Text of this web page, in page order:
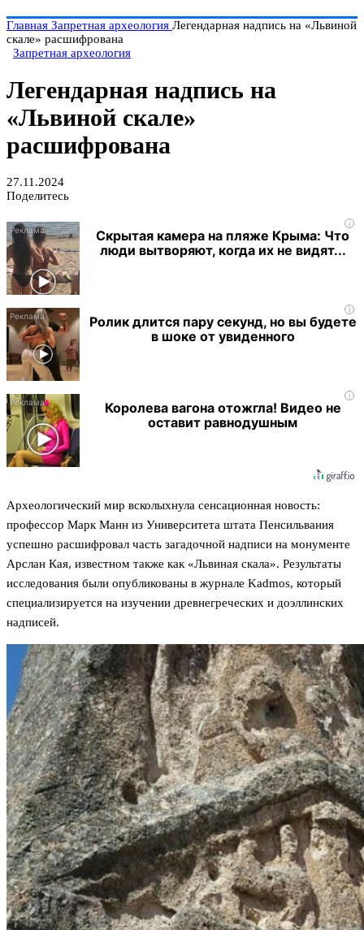
Главная Запретная археология Легендарная надпись на «Львиной
скале» расшифрована
Запретная археология
Легендарная надпись на
«Львиной скале»
расшифрована
27.11.2024
Поделитесь
i
Скрытая камера на пляже Крыма: Что
люди вытворяют, когда их не видят...
i
Ролик длится пару секунд, но вы будете
в шоке от увиденного
i
Королева вагона отожгла! Видео не
оставит равнодушным
Археологический мир всколыхнула сенсационная новость:
профессор Марк Манн из Университета штата Пенсильвания
успешно расшифровал часть загадочной надписи на монументе
Арслан Кая, известном также как «Львиная скала». Результаты
исследования были опубликованы в журнале Kadmos, который
специализируется на изучении древнегреческих и доэллинских
надписей.